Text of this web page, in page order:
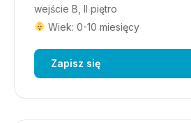
wejście B, II piętro
Wiek: 0-10 miesięcy
Zapisz się